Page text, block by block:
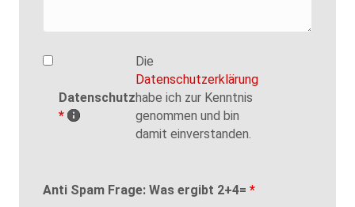
Datenschutz
*
Die
Datenschutzerklärung
habe ich zur Kenntnis
genommen und bin
damit einverstanden.
Anti Spam Frage: Was ergibt 2+4= *